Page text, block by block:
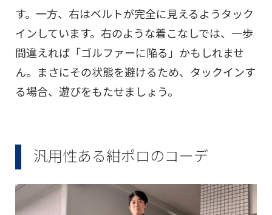
す。一方、右はベルトが完全に見えるようタック
インしています。右のような着こなしでは、一歩
間違えれば「ゴルファーに陥る」かもしれませ
ん。まさにその状態を避けるため、タックインす
る場合、遊びをもたせましょう。
汎用性ある紺ポロのコーデ